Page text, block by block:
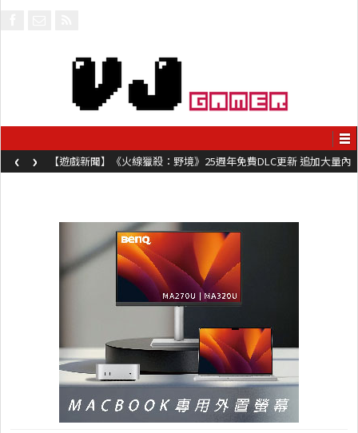
【遊戲新聞】《火線獵殺：野境》25週年免費DLC更新 追加大量內
容同時系舊作限時超平價折扣
‹ ›